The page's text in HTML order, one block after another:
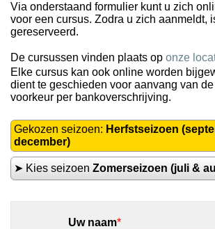
Via onderstaand formulier kunt u zich
voor een cursus. Zodra u zich aanmeldt,
gereserveerd.
De cursussen vinden plaats op onze
Elke cursus kan ook online worden
dient te geschieden voor aanvang van
voorkeur per bankoverschrijving.
Gekozen seizoen: Herfstseizoen
december)
➤ Kies seizoen Zomerseizoen (juli &
Uw naam*